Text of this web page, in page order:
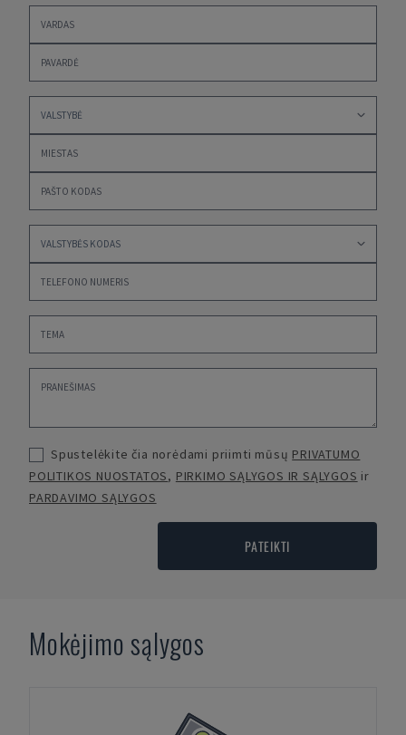
Spustelėkite čia norėdami priimti mūsų PRIVATUMO
POLITIKOS NUOSTATOS, PIRKIMO SĄLYGOS IR SĄLYGOS ir
PARDAVIMO SĄLYGOS
PATEIKTI
Mokėjimo sąlygos